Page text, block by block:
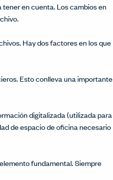
en cuenta. Los cambios en
Hay dos factores en los que
Esto conlleva una importante
digitalizada (utilizada para
de espacio de oficina necesario
fundamental. Siempre